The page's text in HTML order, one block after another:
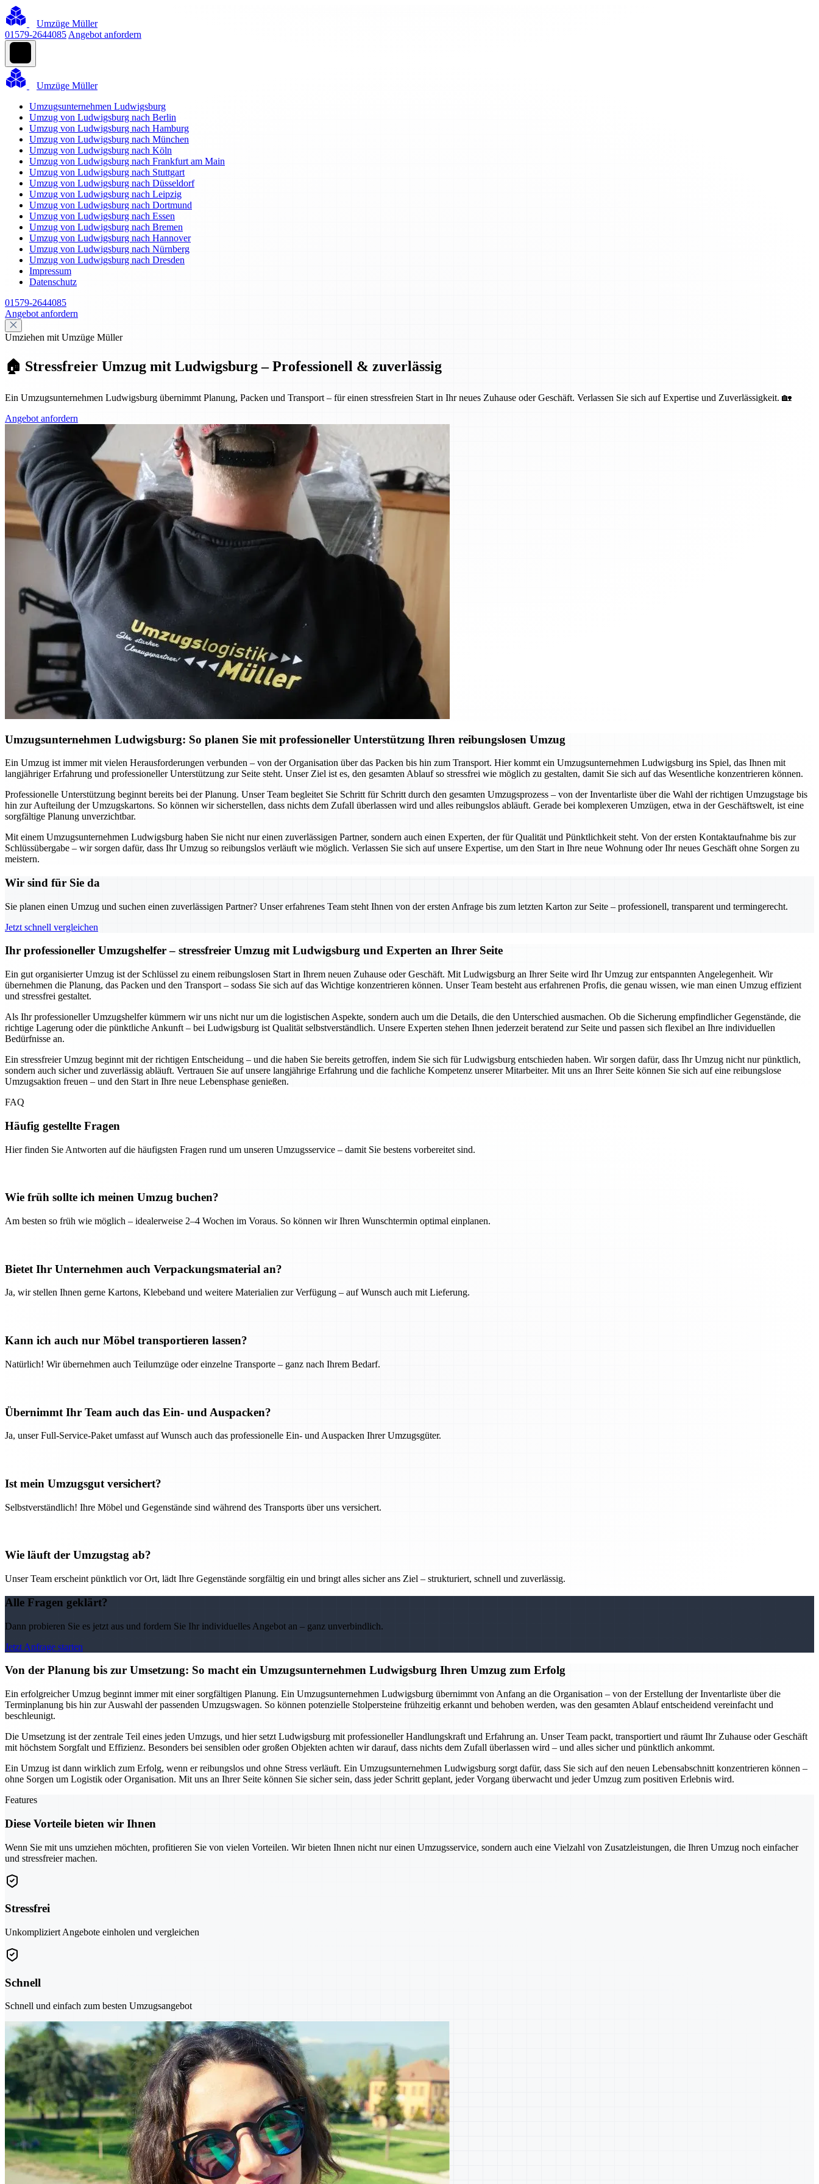
Umzüge Müller
01579-2644085 Angebot anfordern
Umzüge Müller
Umzugsunternehmen Ludwigsburg
Umzug von Ludwigsburg nach Berlin
Umzug von Ludwigsburg nach Hamburg
Umzug von Ludwigsburg nach München
Umzug von Ludwigsburg nach Köln
Umzug von Ludwigsburg nach Frankfurt am Main
Umzug von Ludwigsburg nach Stuttgart
Umzug von Ludwigsburg nach Düsseldorf
Umzug von Ludwigsburg nach Leipzig
Umzug von Ludwigsburg nach Dortmund
Umzug von Ludwigsburg nach Essen
Umzug von Ludwigsburg nach Bremen
Umzug von Ludwigsburg nach Hannover
Umzug von Ludwigsburg nach Nürnberg
Umzug von Ludwigsburg nach Dresden
Impressum
Datenschutz
01579-2644085
Angebot anfordern
Umziehen mit Umzüge Müller
🏠 Stressfreier Umzug mit Ludwigsburg – Professionell & zuverlässig
Ein Umzugsunternehmen Ludwigsburg übernimmt Planung, Packen und Transport – für einen stressfreien Start in Ihr neues Zuhause oder Geschäft. Verlassen Sie sich auf Expertise und Zuverlässigkeit. 🏡
Angebot anfordern
Umzugsunternehmen Ludwigsburg: So planen Sie mit professioneller Unterstützung Ihren reibungslosen Umzug
Ein Umzug ist immer mit vielen Herausforderungen verbunden – von der Organisation über das Packen bis hin zum Transport. Hier kommt ein Umzugsunternehmen Ludwigsburg ins Spiel, das Ihnen mit
langjähriger Erfahrung und professioneller Unterstützung zur Seite steht. Unser Ziel ist es, den gesamten Ablauf so stressfrei wie möglich zu gestalten, damit Sie sich auf das Wesentliche konzentrieren können.
Professionelle Unterstützung beginnt bereits bei der Planung. Unser Team begleitet Sie Schritt für Schritt durch den gesamten Umzugsprozess – von der Inventarliste über die Wahl der richtigen Umzugstage bis
hin zur Aufteilung der Umzugskartons. So können wir sicherstellen, dass nichts dem Zufall überlassen wird und alles reibungslos abläuft. Gerade bei komplexeren Umzügen, etwa in der Geschäftswelt, ist eine
sorgfältige Planung unverzichtbar.
Mit einem Umzugsunternehmen Ludwigsburg haben Sie nicht nur einen zuverlässigen Partner, sondern auch einen Experten, der für Qualität und Pünktlichkeit steht. Von der ersten Kontaktaufnahme bis zur
Schlüssübergabe – wir sorgen dafür, dass Ihr Umzug so reibungslos verläuft wie möglich. Verlassen Sie sich auf unsere Expertise, um den Start in Ihre neue Wohnung oder Ihr neues Geschäft ohne Sorgen zu
meistern.
Wir sind für Sie da
Sie planen einen Umzug und suchen einen zuverlässigen Partner? Unser erfahrenes Team steht Ihnen von der ersten Anfrage bis zum letzten Karton zur Seite – professionell, transparent und termingerecht.
Jetzt schnell vergleichen
Ihr professioneller Umzugshelfer – stressfreier Umzug mit Ludwigsburg und Experten an Ihrer Seite
Ein gut organisierter Umzug ist der Schlüssel zu einem reibungslosen Start in Ihrem neuen Zuhause oder Geschäft. Mit Ludwigsburg an Ihrer Seite wird Ihr Umzug zur entspannten Angelegenheit. Wir
übernehmen die Planung, das Packen und den Transport – sodass Sie sich auf das Wichtige konzentrieren können. Unser Team besteht aus erfahrenen Profis, die genau wissen, wie man einen Umzug effizient
und stressfrei gestaltet.
Als Ihr professioneller Umzugshelfer kümmern wir uns nicht nur um die logistischen Aspekte, sondern auch um die Details, die den Unterschied ausmachen. Ob die Sicherung empfindlicher Gegenstände, die
richtige Lagerung oder die pünktliche Ankunft – bei Ludwigsburg ist Qualität selbstverständlich. Unsere Experten stehen Ihnen jederzeit beratend zur Seite und passen sich flexibel an Ihre individuellen
Bedürfnisse an.
Ein stressfreier Umzug beginnt mit der richtigen Entscheidung – und die haben Sie bereits getroffen, indem Sie sich für Ludwigsburg entschieden haben. Wir sorgen dafür, dass Ihr Umzug nicht nur pünktlich,
sondern auch sicher und zuverlässig abläuft. Vertrauen Sie auf unsere langjährige Erfahrung und die fachliche Kompetenz unserer Mitarbeiter. Mit uns an Ihrer Seite können Sie sich auf eine reibungslose
Umzugsaktion freuen – und den Start in Ihre neue Lebensphase genießen.
FAQ
Häufig gestellte Fragen
Hier finden Sie Antworten auf die häufigsten Fragen rund um unseren Umzugsservice – damit Sie bestens vorbereitet sind.
Wie früh sollte ich meinen Umzug buchen?
Am besten so früh wie möglich – idealerweise 2–4 Wochen im Voraus. So können wir Ihren Wunschtermin optimal einplanen.
Bietet Ihr Unternehmen auch Verpackungsmaterial an?
Ja, wir stellen Ihnen gerne Kartons, Klebeband und weitere Materialien zur Verfügung – auf Wunsch auch mit Lieferung.
Kann ich auch nur Möbel transportieren lassen?
Natürlich! Wir übernehmen auch Teilumzüge oder einzelne Transporte – ganz nach Ihrem Bedarf.
Übernimmt Ihr Team auch das Ein- und Auspacken?
Ja, unser Full-Service-Paket umfasst auf Wunsch auch das professionelle Ein- und Auspacken Ihrer Umzugsgüter.
Ist mein Umzugsgut versichert?
Selbstverständlich! Ihre Möbel und Gegenstände sind während des Transports über uns versichert.
Wie läuft der Umzugstag ab?
Unser Team erscheint pünktlich vor Ort, lädt Ihre Gegenstände sorgfältig ein und bringt alles sicher ans Ziel – strukturiert, schnell und zuverlässig.
Alle Fragen geklärt?
Dann probieren Sie es jetzt aus und fordern Sie Ihr individuelles Angebot an – ganz unverbindlich.
Jetzt Anfrage starten
Von der Planung bis zur Umsetzung: So macht ein Umzugsunternehmen Ludwigsburg Ihren Umzug zum Erfolg
Ein erfolgreicher Umzug beginnt immer mit einer sorgfältigen Planung. Ein Umzugsunternehmen Ludwigsburg übernimmt von Anfang an die Organisation – von der Erstellung der Inventarliste über die
Terminplanung bis hin zur Auswahl der passenden Umzugswagen. So können potenzielle Stolpersteine frühzeitig erkannt und behoben werden, was den gesamten Ablauf entscheidend vereinfacht und
beschleunigt.
Die Umsetzung ist der zentrale Teil eines jeden Umzugs, und hier setzt Ludwigsburg mit professioneller Handlungskraft und Erfahrung an. Unser Team packt, transportiert und räumt Ihr Zuhause oder Geschäft
mit höchstem Sorgfalt und Effizienz. Besonders bei sensiblen oder großen Objekten achten wir darauf, dass nichts dem Zufall überlassen wird – und alles sicher und pünktlich ankommt.
Ein Umzug ist dann wirklich zum Erfolg, wenn er reibungslos und ohne Stress verläuft. Ein Umzugsunternehmen Ludwigsburg sorgt dafür, dass Sie sich auf den neuen Lebensabschnitt konzentrieren können –
ohne Sorgen um Logistik oder Organisation. Mit uns an Ihrer Seite können Sie sicher sein, dass jeder Schritt geplant, jeder Vorgang überwacht und jeder Umzug zum positiven Erlebnis wird.
Features
Diese Vorteile bieten wir Ihnen
Wenn Sie mit uns umziehen möchten, profitieren Sie von vielen Vorteilen. Wir bieten Ihnen nicht nur einen Umzugsservice, sondern auch eine Vielzahl von Zusatzleistungen, die Ihren Umzug noch einfacher
und stressfreier machen.
Stressfrei
Unkompliziert Angebote einholen und vergleichen
Schnell
Schnell und einfach zum besten Umzugsangebot